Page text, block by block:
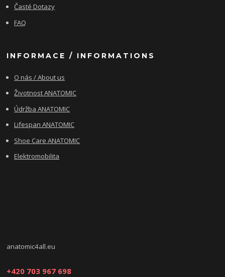
Časté Dotazy
FAQ
INFORMACE / INFORMATIONS
O nás / About us
Životnost ANATOMIC
Údržba ANATOMIC
Lifespan ANATOMIC
Shoe Care ANATOMIC
Elektromobilita
anatomic4all.eu
+420 703 967 698